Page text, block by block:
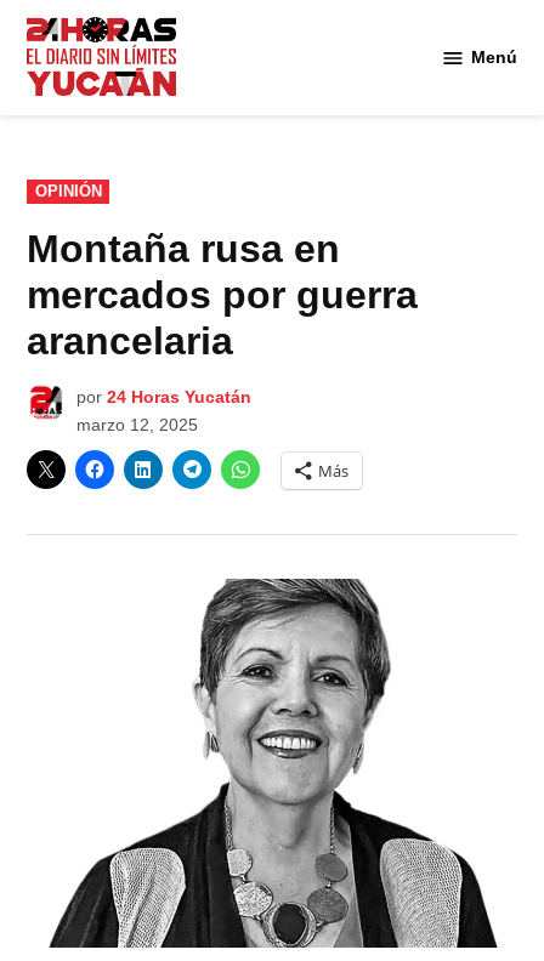
Saltar
contenido
Menú
PUBLICADO
EN
OPINIÓN
Montaña rusa en
mercados por guerra
arancelaria
por 24 Horas Yucatán
marzo 12, 2025
Más